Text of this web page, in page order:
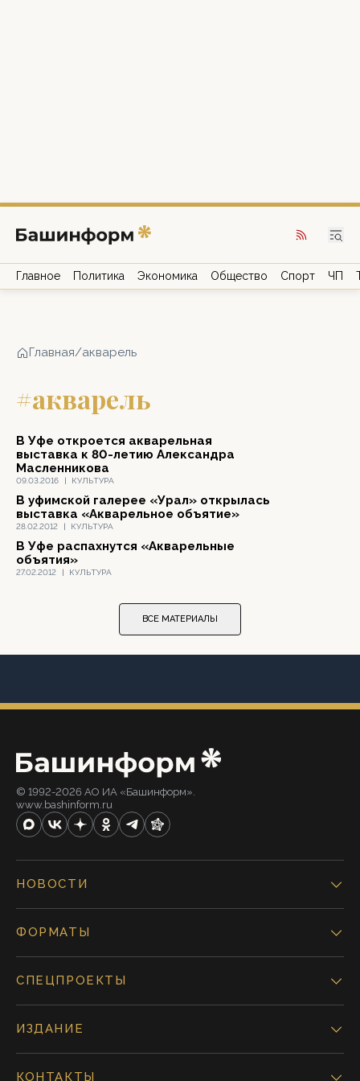
Главное Политика Экономика Общество Спорт ЧП
Главная/акварель
#акварель
09.03.2016 | КУЛЬТУРА
В Уфе откроется акварельная
выставка к 80-летию Александра
Масленникова
28.02.2012 | КУЛЬТУРА
В уфимской галерее «Урал» открылась
выставка «Акварельное объятие»
27.02.2012 | КУЛЬТУРА
В Уфе распахнутся «Акварельные
объятия»
ВСЕ МАТЕРИАЛЫ
© 1992-2026 АО ИА «Башинформ».
www.bashinform.ru
НОВОСТИ
ФОРМАТЫ
СПЕЦПРОЕКТЫ
ИЗДАНИЕ
КОНТАКТЫ